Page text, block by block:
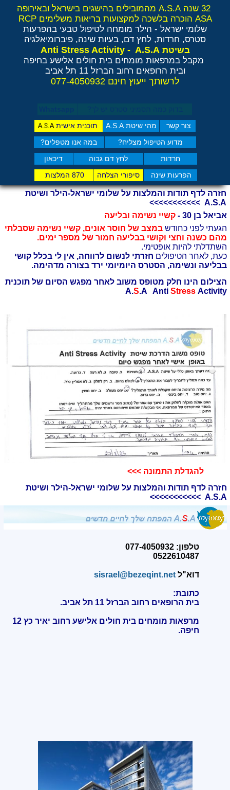
צור קשר מהי שיטת A.S.A תוכנית אישיתA.S.A
חרדות לחץ דם גבוה דיכאון
מדוע הטיפול מצליח? במה אנו מטפלים?
הפרעות שינה סיפורי הצלחה 870 המלצות
32 שנה A.S.A מהמובילים בהישגים בישראל ובאירופה
ASA הוכרה בלשכה למקצועות בריאות משלימים RCP
שלומי ישראל - הילר מומחה לטיפול טבעי בהפרעות
סטרס, חרדות, לחץ דם, בעיות שינה, פיברומיאלגיה
בשיטת Anti Stress Activity - A.S.A
מקבל במרפאות מומחים בית חולים אלישע בחיפה
ובית הרופאים רחוב הברזל 11 תל אביב
לרשותך ייעוץ חינם 077-4050932
אביאל בן 30 -
קשיי נשימה ובליעה
הגעתי לפני כחודשבמצב של חוסר אונים, קשיי נשימה שסבלתי
מהם כשנה וחצי וקושי בבליעה חמור של מספר ימים.
השתדלתי להיות אופטימי.
כעת, לאחר הטיפולים חזרתי לנשום לרווחה, אין לי בכלל קושי
בבליעה ונשימה, הסטרס היומיומי ירד בצורה מדהימה.
הצילום הינו חלק מטופס משוב לאחר מפגש הסיום של תוכנית
A.S.A Anti StressActivity
חזרה לדף תודות והמלצות על שלומי ישראל-הילר ושיטת
A.S.A >>>>>>>>>>>
חזרה לדף תודות והמלצות על שלומי ישראל-הילר ושיטת
A.S.A >>>>>>>>>>>
להגדלת התמונה >>>​
טלפון: 077-4050932
0522610487
דוא"לsisrael@bezeqint.net
כתובת:
בית הרופאים רחוב הברזל 11 תל אביב.
מרפאות מומחים בית חולים אלישע רחוב יאיר כץ 12
חיפה.